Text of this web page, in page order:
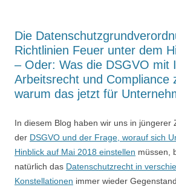
Die
Richtlinien Feuer unter dem
– Oder: Was die DSGVO mit
Arbeitsrecht und Compliance
warum das jetzt für
In diesem Blog haben wir uns in jüngerer
der DSGVO und der Frage, worauf sich
Hinblick auf Mai 2018 einstellen müssen,
natürlich das Datenschutzrecht in
Konstellationen immer wieder